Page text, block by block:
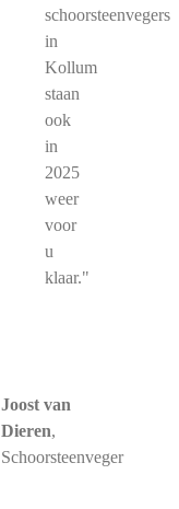
schoorsteenvegers
in
Kollum
staan
ook
in
2025
weer
voor
u
klaar."
Joost van
Dieren,
Schoorsteenveger